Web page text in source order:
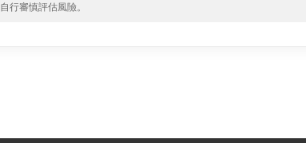
自行審慎評估風險。